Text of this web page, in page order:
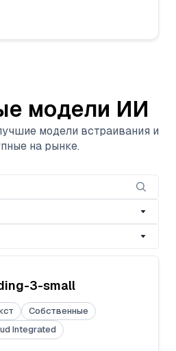
модели ИИ
модели встраивания и
на рынке.
3-small
Собственные
Integrated